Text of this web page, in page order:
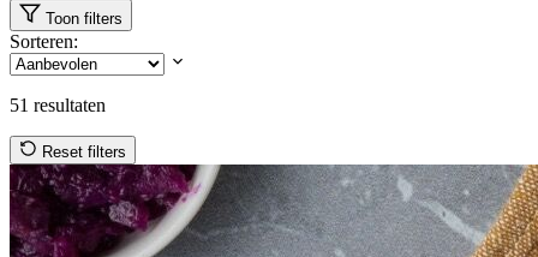
Toon filters
Sorteren:
51 resultaten
Reset filters